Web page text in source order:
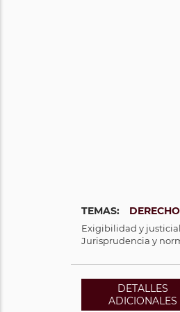
TEMAS:
Exigibilidad y
Jurisprudencia y
DETALLES
ADICIONALES